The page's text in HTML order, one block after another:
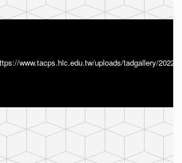
www.tacps.hlc.edu.tw/uploads/tadgallery/